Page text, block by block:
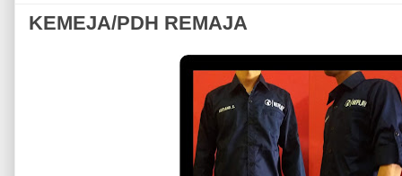
KEMEJA/PDH REMAJA